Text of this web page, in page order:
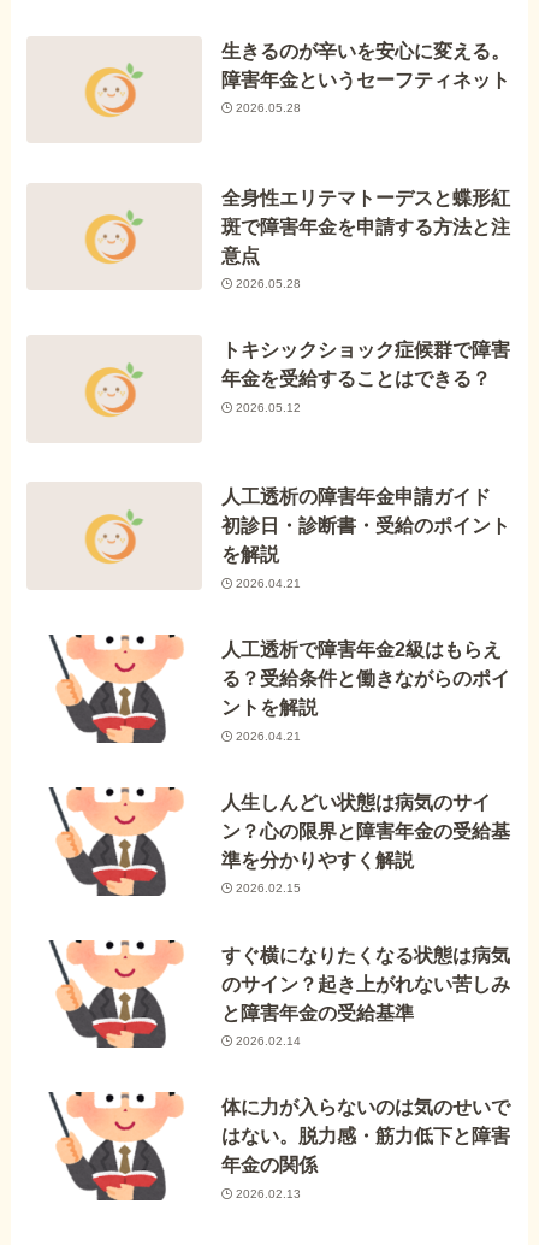
生きるのが辛いを安心に変える。
障害年金というセーフティネット
2026.05.28
全身性エリテマトーデスと蝶形紅
斑で障害年金を申請する方法と注
意点
2026.05.28
トキシックショック症候群で障害
年金を受給することはできる？
2026.05.12
人工透析の障害年金申請ガイド
初診日・診断書・受給のポイント
を解説
2026.04.21
人工透析で障害年金2級はもらえ
る？受給条件と働きながらのポイ
ントを解説
2026.04.21
人生しんどい状態は病気のサイ
ン？心の限界と障害年金の受給基
準を分かりやすく解説
2026.02.15
すぐ横になりたくなる状態は病気
のサイン？起き上がれない苦しみ
と障害年金の受給基準
2026.02.14
体に力が入らないのは気のせいで
はない。脱力感・筋力低下と障害
年金の関係
2026.02.13